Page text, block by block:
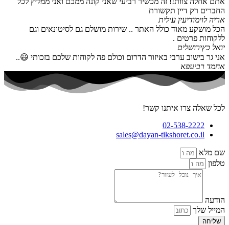
החברים רק דיין תקשורת
אריה לוימודיעין עילית
הכל מושקע מאוד כולל האתר .. שירות מושלם גם לסיטונאים וגם
ללקוחות פרטים .
יואל כץירושלים
אני גר בישוב ערבי באיזור הדרום וכולם פה לקוחות שלכם בזכותי 😃..
אחמד רביעפא
לכל שאלה צרו איתנו קשר!
02-538-2222
sales@dayan-tikshoret.co.il
שם מלא
טלפון
הודעה
המייל שלך
שליחה